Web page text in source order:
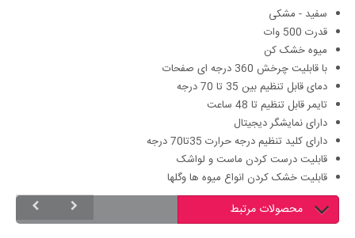
سفید - مشکی
قدرت 500 وات
میوه خشک کن
با قابلیت چرخش 360 درجه ای صفحات
دمای قابل تنظیم بین 35 تا 70 درجه
تایمر قابل تنظیم تا 48 ساعت
دارای نمایشگر دیجیتال
دارای کلید تنظیم درجه حرارت 35تا70 درجه
قابلیت درست کردن ماست و لواشک
قابلیت خشک کردن انواع میوه ها وگلها
محصولات مرتبط